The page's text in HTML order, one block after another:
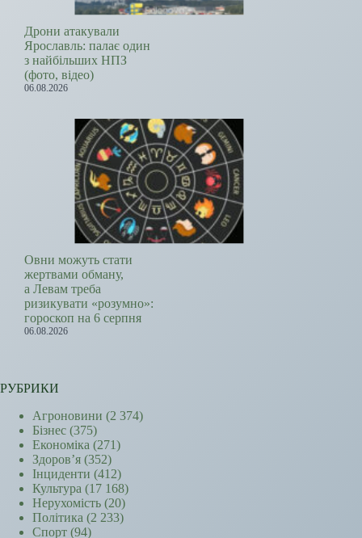
Дрони атакували
Ярославль: палає один
з найбільших НПЗ
(фото, відео)
06.08.2026
Овни можуть стати
жертвами обману,
а Левам треба
ризикувати «розумно»:
гороскоп на 6 серпня
06.08.2026
РУБРИКИ
Агроновини (2 374)
Бізнес (375)
Економіка (271)
Здоров’я (352)
Інциденти (412)
Культура (17 168)
Нерухомість (20)
Політика (2 233)
Спорт (94)